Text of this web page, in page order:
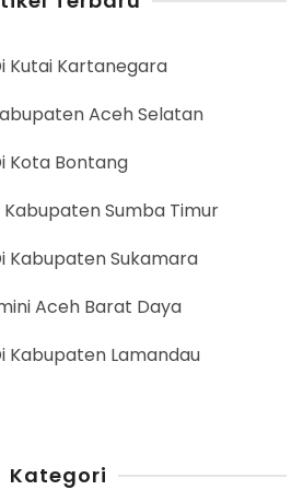
Kutai Kartanegara
Aceh Selatan
Kota Bontang
Sumba Timur
Kabupaten Sukamara
Aceh Barat Daya
Kabupaten Lamandau
Kategori